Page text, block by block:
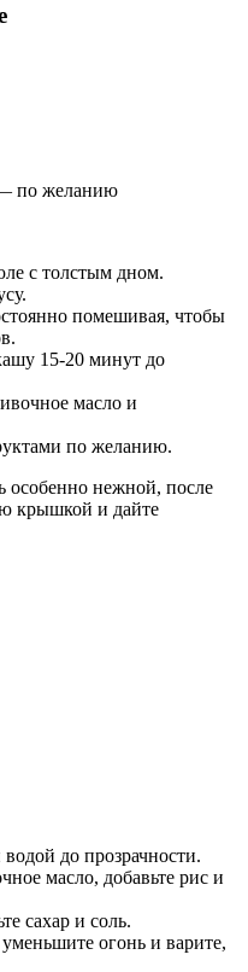
по желанию
с толстым дном.
помешивая, чтобы
15-20 минут до
масло и
по желанию.
особенно нежной, после
крышкой и дайте
до прозрачности.
масло, добавьте рис и
сахар и соль.
огонь и варите,